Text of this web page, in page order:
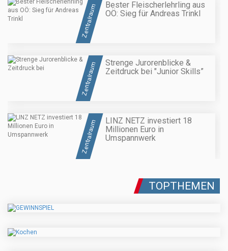
Zentralraum
Bester Fleischerlehrling aus
OÖ: Sieg für Andreas Trinkl
Zentralraum
Strenge Jurorenblicke &
Zeitdruck bei "Junior Skills”
Zentralraum
LINZ NETZ investiert 18
Millionen Euro in
Umspannwerk
TOPTHEMEN